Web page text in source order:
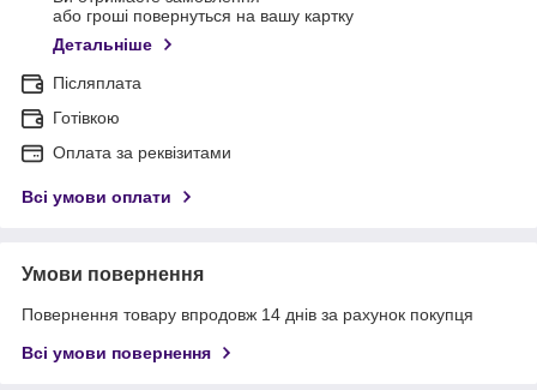
або гроші повернуться на вашу картку
Детальніше
Післяплата
Готівкою
Оплата за реквізитами
Всі умови оплати
Умови повернення
Повернення товару впродовж 14 днів за рахунок покупця
Всі умови повернення